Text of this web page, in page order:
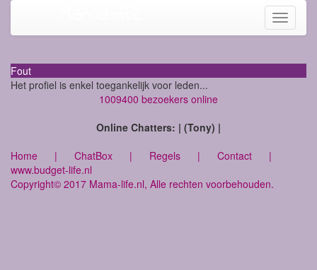
Toggle
Fout
Het profiel is enkel toegankelijk voor leden...
1009400 bezoekers online
Online Chatters: | (Tony) |
Home | ChatBox | Regels | Contact |
www.budget-life.nl
Copyright© 2017 Mama-life.nl, Alle rechten voorbehouden.